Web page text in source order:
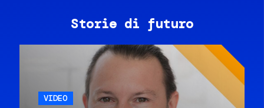
Storie di futuro
VIDEO